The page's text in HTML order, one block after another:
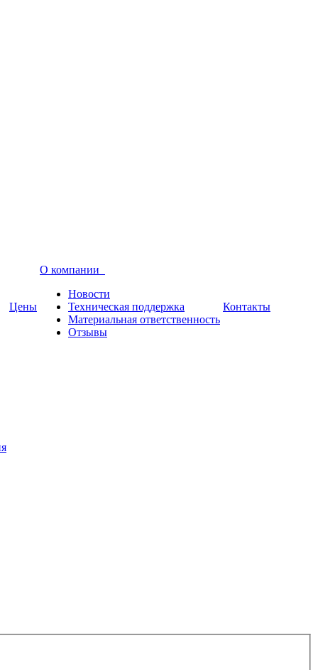
Цены
О компании
Новости
Техническая поддержка
Материальная ответственность
Отзывы
Контакты